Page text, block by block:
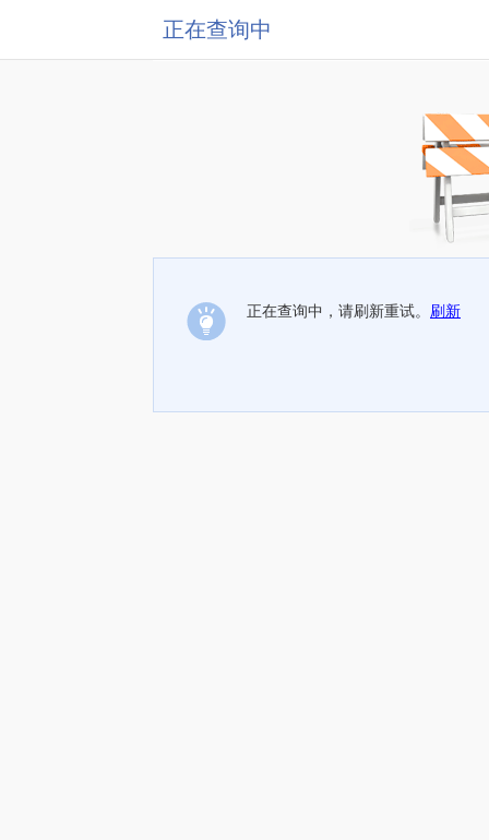
正在查询中
正在查询中，请刷新重试。 刷新